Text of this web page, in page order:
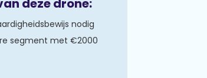
deze drone:
nodig
segment met €2000